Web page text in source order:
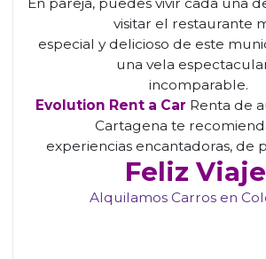
En pareja, puedes vivir cada una
visitar el restaurante
especial y delicioso de este
una vela
incomparable.
Evolution Rent a Car Renta de
Cartagena te
experiencias encantadoras, de
Feliz
Alquilamos Carros en